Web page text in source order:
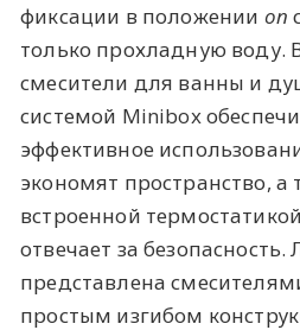
фиксации в положении on
только прохладную воду.
смесители для ванны и
системой Minibox
эффективное
экономят пространство, а
встроенной
отвечает за безопасность.
представлена
простым изгибом